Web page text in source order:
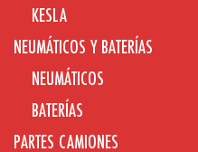
KESLA
NEUMÁTICOS Y BATERÍAS
NEUMÁTICOS
BATERÍAS
PARTES CAMIONES